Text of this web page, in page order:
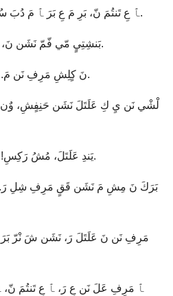
ﭑ عِ تَنتُمَ نّ، بَرِ مَ عِ بَرَ ﭑ مَ دُبَ سُشُ، عِ بَرَ قِندِ ﭑ نَكِسِمَ رَ.
بَنشِتِيٍ مّي فّمّ نَشَن نَ، نَ بَرَ قِندِ بَنشِ سَنفَنتِمّ رَ.
نَ كٍلِشِ مَرِفِ نَن مَ. كَابَنَكٌي نَ عَ رَ وٌن تَن بّ.
يَندِ عَلَتَلَ، مُشُ رَكِسِ! يَندِ عَلَتَلَ، مُشُ شُن نَكٍلِ.